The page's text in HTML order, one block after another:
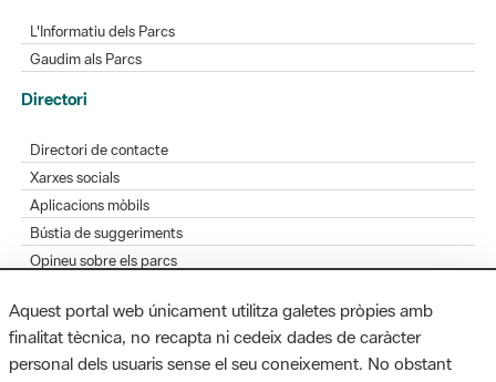
L'Informatiu dels Parcs
Gaudim als Parcs
Directori
Directori de contacte
Xarxes socials
Aplicacions mòbils
Bústia de suggeriments
Opineu sobre els parcs
MAPA WEB AVÍS LEGAL ACCESSIBILITAT
Aquest portal web únicament utilitza galetes pròpies amb
finalitat tècnica, no recapta ni cedeix dades de caràcter
personal dels usuaris sense el seu coneixement. No obstant